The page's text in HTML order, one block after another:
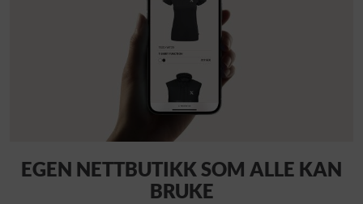
EGEN NETTBUTIKK SOM ALLE KAN
BRUKE